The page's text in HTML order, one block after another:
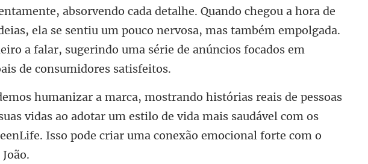
ela se sentiu um pouco nervosa, mas também empolgada.
a falar,
vidas ao adotar um estilo de vida mais saudável com os